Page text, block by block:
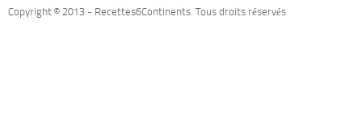
Copyright © 2013 - Recettes6Continents. Tous droits réservés